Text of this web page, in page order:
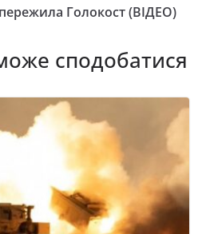
пережила Голокост (ВІДЕО)
сподобатися